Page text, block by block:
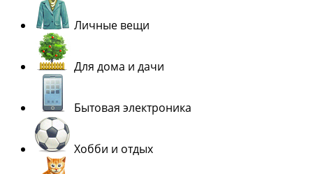
Личные вещи
Для дома и дачи
Бытовая электроника
Хобби и отдых